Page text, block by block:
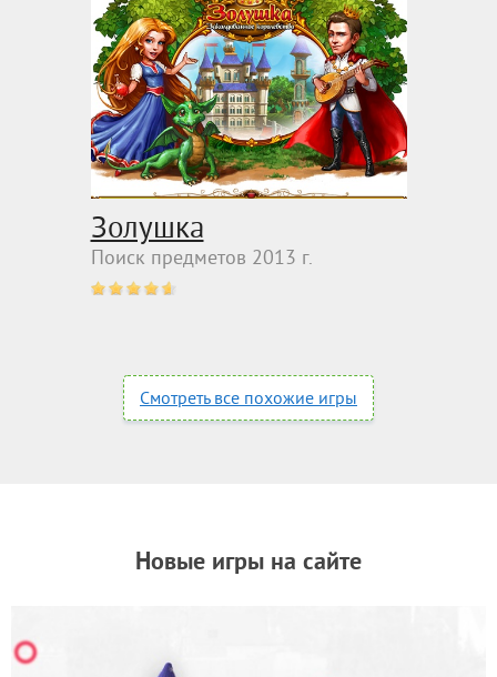
Золушка
Поиск предметов 2013 г.
Смотреть все похожие игры
Новые игры на сайте